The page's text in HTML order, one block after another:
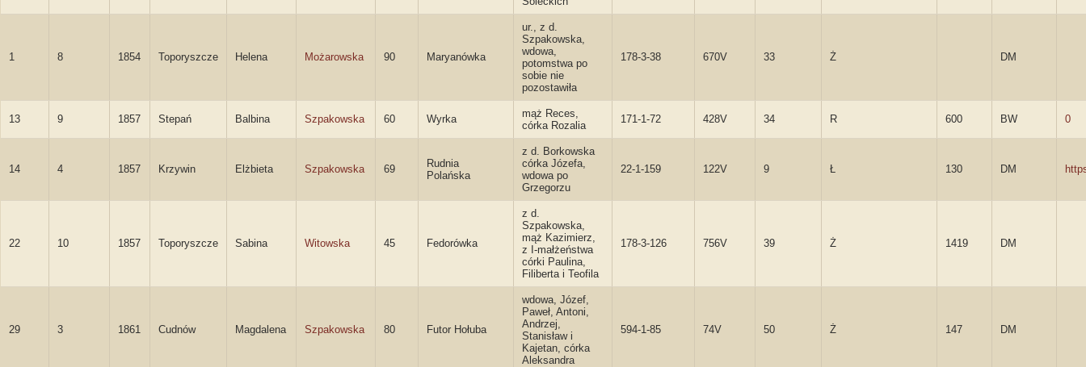
1 8 1854 Toporyszcze Helena Możarowska 90 Maryanówka
ur., z d.
Szpakowska,
wdowa,
potomstwa po
sobie nie
pozostawiła
178-3-38 670V 33 Ż DM
13 9 1857 Stepań Balbina Szpakowska 60 Wyrka
mąż Reces,
córka Rozalia
171-1-72 428V 34 R 600 BW 0
14 4 1857 Krzywin Elżbieta Szpakowska 69
Rudnia
Polańska
z d. Borkowska
córka Józefa,
wdowa po
Grzegorzu
22-1-159 122V 9 Ł 130 DM
22 10 1857 Toporyszcze Sabina Witowska 45 Fedorówka
z d.
Szpakowska,
mąż Kazimierz,
z I-małżeństwa
córki Paulina,
Filiberta i Teofila
178-3-126 756V 39 Ż 1419 DM
29 3 1861 Cudnów Magdalena Szpakowska 80 Futor Hołuba
wdowa, Józef,
Paweł, Antoni,
Andrzej,
Stanisław i
Kajetan, córka
Aleksandra
594-1-85 74V 50 Ż 147 DM